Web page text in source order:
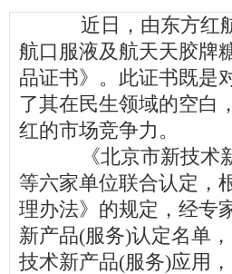
近日，由东方红航
航口服液及航天天胶牌
品证书》。此证书既是
了其在民生领域的空白
红的市场竞争力。
《北京市新技术新
等六家单位联合认定，
理办法》的规定，经专
新产品(服务)认定名单
技术新产品(服务)应用